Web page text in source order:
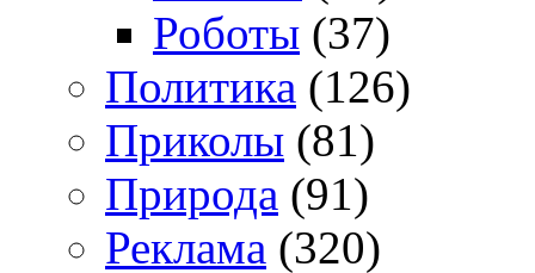
Роботы (37)
Политика (126)
Приколы (81)
Природа (91)
Реклама (320)